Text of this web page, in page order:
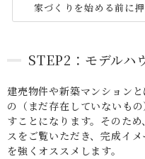
家づくりを始める前に
STEP2：モデルハ
建売物件や新築マンション
の（まだ存在していないも
すことになります。そのた
スをご覧いただき、完成イ
を強くオススメします。